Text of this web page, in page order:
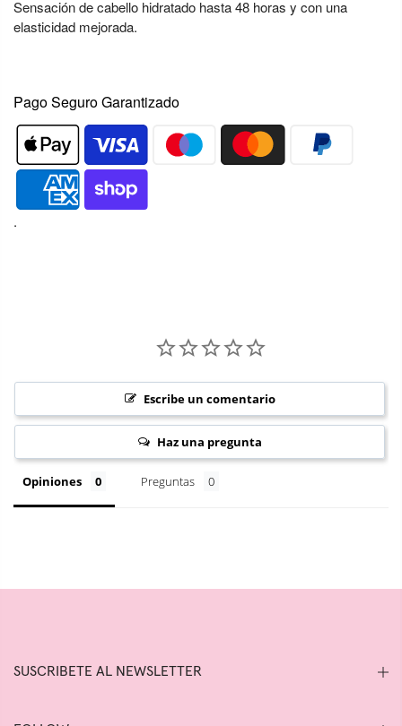
Sensación de cabello hidratado hasta 48 horas y con una
elasticidad mejorada.
Pago Seguro Garantizado
.
Escribe un comentario
Haz una pregunta
Opiniones Preguntas
SUSCRIBETE AL NEWSLETTER